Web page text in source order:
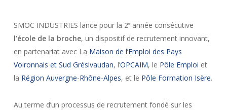
SMOC INDUSTRIES lance pour la 2e
année consécutive
l’école de la broche, un dispositif de recrutement innovant,
en partenariat avec La Maison de l’Emploi des Pays
Voironnais et Sud Grésivaudan, l’OPCAIM, le Pôle Emploi et
la Région Auvergne-Rhône-Alpes, et le Pôle Formation Isère.
Au terme d’un processus de recrutement fondé sur les